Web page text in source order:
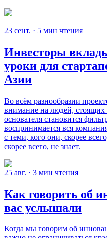
23 сент. · 5 мин чтения
Инвесторы
уроки для
Азии
Во всём разнообразии
внимание на людей,
основателя становится
воспринимается вся
с теми, кого они, скорее
скорее всего, не знает.
25 авг. · 3 мин чтения
Как говорить об
вас услышали
Когда мы говорим об